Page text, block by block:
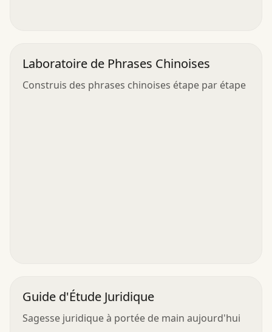
Laboratoire de Phrases Chinoises
Construis des phrases chinoises étape par étape
Guide d'Étude Juridique
Sagesse juridique à portée de main aujourd'hui